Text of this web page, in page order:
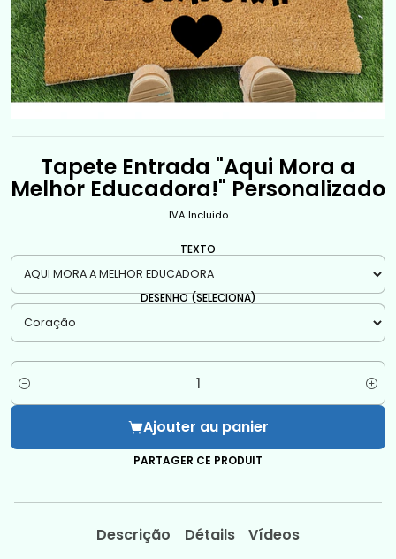
Tapete Entrada "Aqui Mora a
Melhor Educadora!" Personalizado
IVA Incluido
TEXTO
DESENHO (SELECIONA)
Quantité
Ajouter au panier
PARTAGER CE PRODUIT
Descrição Détails Vídeos